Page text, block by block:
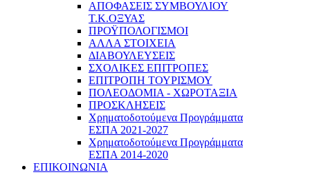
ΑΠΟΦΑΣΕΙΣ ΣΥΜΒΟΥΛΙΟΥ
Τ.Κ.ΟΞΥΑΣ
ΠΡΟΫΠΟΛΟΓΙΣΜΟΙ
ΑΛΛΑ ΣΤΟΙΧΕΙΑ
ΔΙΑΒΟΥΛΕΥΣΕΙΣ
ΣΧΟΛΙΚΕΣ ΕΠΙΤΡΟΠΕΣ
ΕΠΙΤΡΟΠΗ ΤΟΥΡΙΣΜΟΥ
ΠΟΛΕΟΔΟΜΙΑ - ΧΩΡΟΤΑΞΙΑ
ΠΡΟΣΚΛΗΣΕΙΣ
Χρηματοδοτούμενα Προγράμματα
ΕΣΠΑ 2021-2027
Χρηματοδοτούμενα Προγράμματα
ΕΣΠΑ 2014-2020
ΕΠΙΚΟΙΝΩΝΙΑ